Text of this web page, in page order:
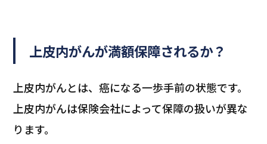
上皮内がんが満額保障されるか？
上皮内がんとは、癌になる一歩手前の状態です。
上皮内がんは保険会社によって保障の扱いが異な
ります。